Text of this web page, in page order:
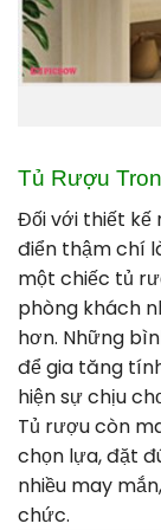
Tủ Rượu
Đối với thiết kế
điển thậm chí
một chiếc tủ
phòng khách
hơn. Những
để gia tăng
hiện sự chịu
Tủ rượu còn
chọn lựa, đặt
nhiều may
chức.